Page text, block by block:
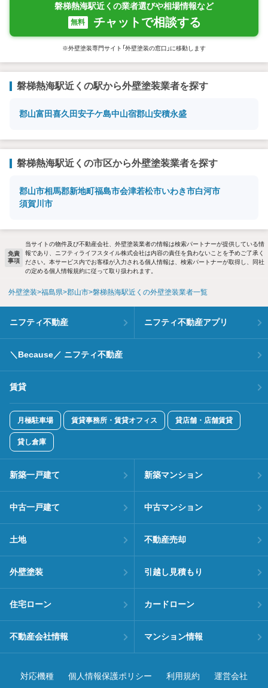
磐梯熱海駅近くの業者選びや相場情報など
無料 チャットで相談する
※外壁塗装専門サイト「外壁塗装の窓口」に移動します
磐梯熱海駅近くの駅から外壁塗装業者を探す
郡山富田喜久田安子ケ島中山宿郡山安積永盛
磐梯熱海駅近くの市区から外壁塗装業者を探す
郡山市相馬郡新地町福島市会津若松市いわき市白河市
須賀川市
免責
事項
当サイトの物件及び不動産会社、外壁塗装業者の情報は検索パートナーが提供している情
報であり、ニフティライフスタイル株式会社は内容の責任を負わないことを予めご了承く
ださい。本サービス内でお客様が入力される個人情報は、検索パートナーが取得し、同社
の定める個人情報規約に従って取り扱われます。
外壁塗装 福島県 郡山市 磐梯熱海駅近くの外壁塗装業者一覧
ニフティ不動産 ニフティ不動産アプリ
＼Because／ ニフティ不動産
賃貸
月極駐車場 賃貸事務所・賃貸オフィス 貸店舗・店舗賃貸
貸し倉庫
新築一戸建て 新築マンション
中古一戸建て 中古マンション
土地 不動産売却
外壁塗装 引越し見積もり
住宅ローン カードローン
不動産会社情報 マンション情報
対応機種 個人情報保護ポリシー 利用規約 運営会社